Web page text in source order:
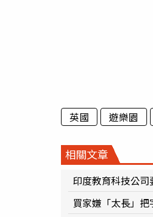
英國 遊樂園
相關文章
印度教育科技公
買家嫌「太長」